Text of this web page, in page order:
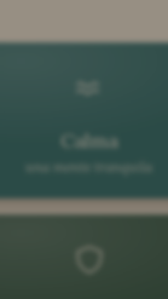
Calma
una mente tranquila